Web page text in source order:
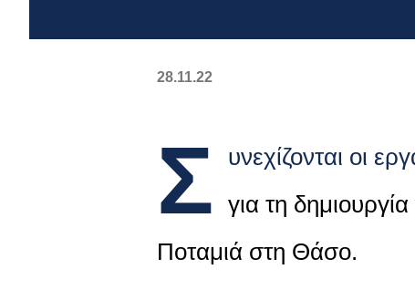
28.11.22
Σ
υνεχίζονται οι
για τη
Ποταμιά στη Θάσο.